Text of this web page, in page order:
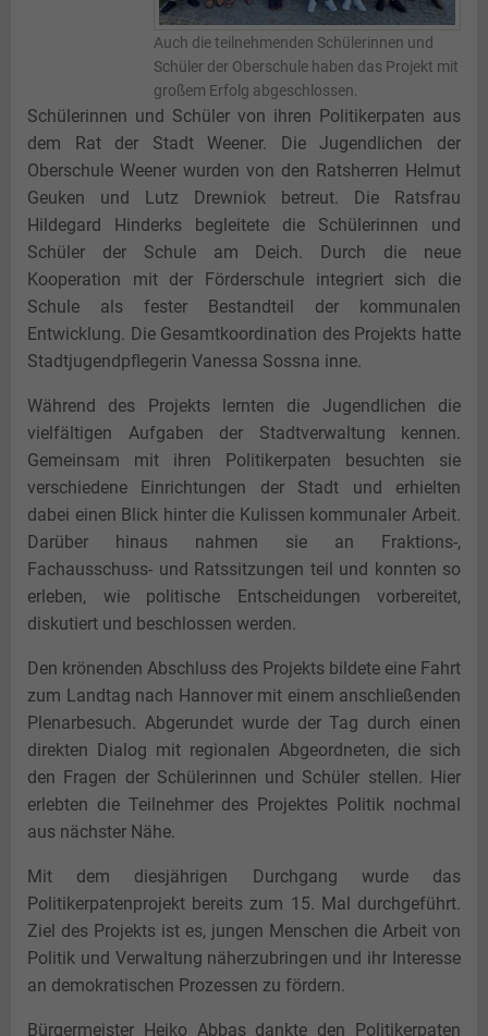
Auch die teilnehmenden Schülerinnen und
Schüler der Oberschule haben das Projekt mit
großem Erfolg abgeschlossen.
Schülerinnen und Schüler von ihren Politikerpaten aus
dem Rat der Stadt Weener. Die Jugendlichen der
Oberschule Weener wurden von den Ratsherren Helmut
Geuken und Lutz Drewniok betreut. Die Ratsfrau
Hildegard Hinderks begleitete die Schülerinnen und
Schüler der Schule am Deich. Durch die neue
Kooperation mit der Förderschule integriert sich die
Schule als fester Bestandteil der kommunalen
Entwicklung. Die Gesamtkoordination des Projekts hatte
Stadtjugendpflegerin Vanessa Sossna inne.
Während des Projekts lernten die Jugendlichen die
vielfältigen Aufgaben der Stadtverwaltung kennen.
Gemeinsam mit ihren Politikerpaten besuchten sie
verschiedene Einrichtungen der Stadt und erhielten
dabei einen Blick hinter die Kulissen kommunaler Arbeit.
Darüber hinaus nahmen sie an Fraktions-,
Fachausschuss- und Ratssitzungen teil und konnten so
erleben, wie politische Entscheidungen vorbereitet,
diskutiert und beschlossen werden.
Den krönenden Abschluss des Projekts bildete eine Fahrt
zum Landtag nach Hannover mit einem anschließenden
Plenarbesuch. Abgerundet wurde der Tag durch einen
direkten Dialog mit regionalen Abgeordneten, die sich
den Fragen der Schülerinnen und Schüler stellen. Hier
erlebten die Teilnehmer des Projektes Politik nochmal
aus nächster Nähe.
Mit dem diesjährigen Durchgang wurde das
Politikerpatenprojekt bereits zum 15. Mal durchgeführt.
Ziel des Projekts ist es, jungen Menschen die Arbeit von
Politik und Verwaltung näherzubringen und ihr Interesse
an demokratischen Prozessen zu fördern.
Bürgermeister Heiko Abbas dankte den Politikerpaten